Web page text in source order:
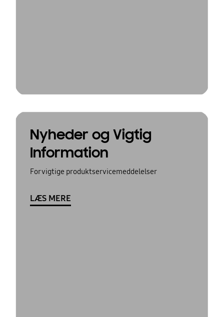
Nyheder og Vigtig
Information
For vigtige produktservicemeddelelser
LÆS MERE